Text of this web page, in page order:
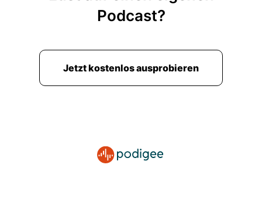
Podcast?
Jetzt kostenlos ausprobieren